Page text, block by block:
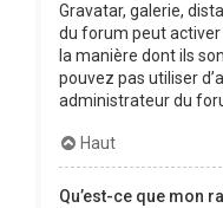
Gravatar, galerie,
du forum peut activer
la manière dont ils
pouvez pas utiliser
administrateur du
Haut
Qu’est-ce que mon